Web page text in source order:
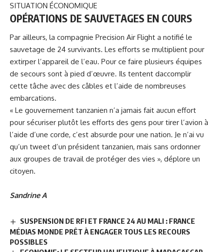
SITUATION ÉCONOMIQUE
OPÉRATIONS DE SAUVETAGES EN COURS
Par ailleurs, la compagnie Precision Air Flight a notifié le
sauvetage de 24 survivants. Les efforts se multiplient pour
extirper l’appareil de l’eau. Pour ce faire plusieurs équipes
de secours sont à pied d’œuvre. Ils tentent daccomplir
cette tâche avec des câbles et l’aide de nombreuses
embarcations.
« Le gouvernement tanzanien n’a jamais fait aucun effort
pour sécuriser plutôt les efforts des gens pour tirer l’avion à
l’aide d’une corde, c’est absurde pour une nation. Je n’ai vu
qu’un tweet d’un président tanzanien, mais sans ordonner
aux groupes de travail de protéger des vies », déplore un
citoyen.
Sandrine A
SUSPENSION DE RFI ET FRANCE 24 AU MALI : FRANCE
MÉDIAS MONDE PRÊT À ENGAGER TOUS LES RECOURS
POSSIBLES